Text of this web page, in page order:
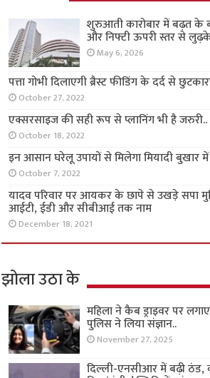
शुरुआती कारोबार में बढ़त के
और निफ्टी ऊपरी स्तर से
May 6, 2026
पत्ता गोभी दिलाएगी ब्रैस्ट फीडिंग के दर्द से
October 27, 2022
एक्सरसाइज की सही रूप से प्लानिंग भी है जरुरी..
October 18, 2022
इन आसान घरेलू उपायों से मिलेगा मियादी बुखार
October 7, 2022
यादव परिवार पर आयकर के छापे से उखड़े सपा
आईटी, ईडी और सीबीआई तक नाम
December 18, 2021
झोला उठा के
महिला ने कैब ड्राइवर पर
पुलिस ने लिया संज्ञान..
November 27, 2025
दिल्ली-एनसीआर में बढ़ी